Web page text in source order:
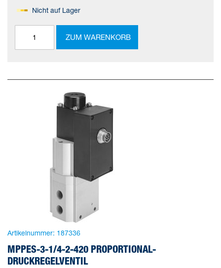
Nicht auf Lager
ZUM WARENKORB
Artikelnummer: 187336
MPPES-3-1/4-2-420 PROPORTIONAL-
DRUCKREGELVENTIL